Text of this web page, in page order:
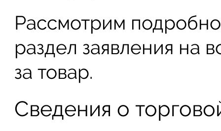
Рассмотрим
раздел заявления на
за товар.
Сведения о